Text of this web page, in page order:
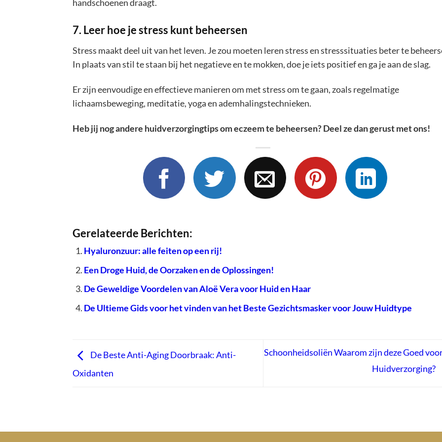
handschoenen draagt.
7. Leer hoe je stress kunt beheersen
Stress maakt deel uit van het leven. Je zou moeten leren stress en stresssituaties beter te
In plaats van stil te staan bij het negatieve en te mokken, doe je iets positief en ga je aan de slag.
Er zijn eenvoudige en effectieve manieren om met stress om te gaan, zoals regelmatige
lichaamsbeweging, meditatie, yoga en ademhalingstechnieken.
Heb jij nog andere huidverzorgingtips om eczeem te beheersen? Deel ze dan gerust met ons!
Gerelateerde Berichten:
Hyaluronzuur: alle feiten op een rij!
Een Droge Huid, de Oorzaken en de Oplossingen!
De Geweldige Voordelen van Aloë Vera voor Huid en Haar
De Ultieme Gids voor het vinden van het Beste Gezichtsmasker voor Jouw Huidtype
De Beste Anti-Aging Doorbraak: Anti-
Oxidanten
Schoonheidsoliën Waarom zijn deze Goed
Huidverzorging?